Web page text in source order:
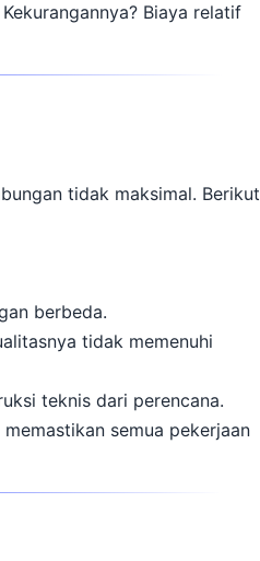
Biaya relatif
tidak maksimal. Berikut
berbeda.
tidak memenuhi
teknis dari perencana.
semua pekerjaan